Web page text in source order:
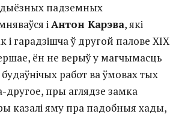
падземных
іАнтон Карэва, які
і гарадзішча ў другой палове XIX
ён не верыў у магчымасць
работ ва ўмовах тых
другое, пры аглядзе замка
казалі яму пра падобныя хады,